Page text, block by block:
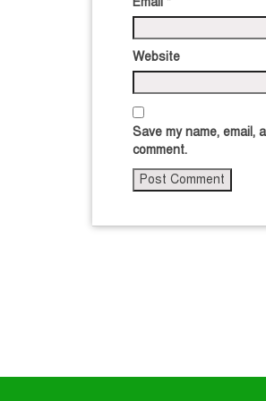
Website
Save my name, email,
comment.